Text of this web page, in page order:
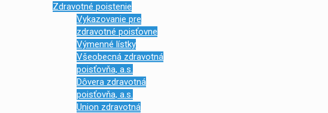
Zdravotné poistenie
Vykazovanie pre
zdravotné poisťovne
Výmenné lístky
Všeobecná zdravotná
poisťovňa, a.s.
Dôvera zdravotná
poisťovňa, a.s.
Union zdravotná